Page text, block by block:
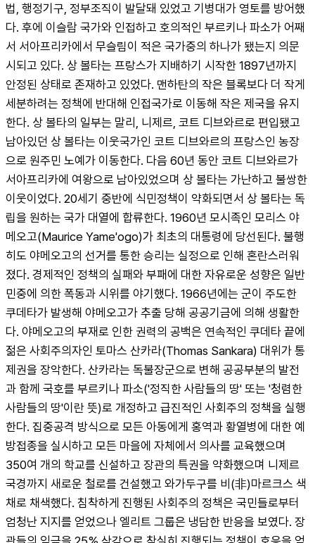
법, 행정기구, 정부조직이 발달돼 있었고 기병대가 영토를 방어했
다. 후에 이슬람 국가와 인접하고 호의적인 부르키나 파소가 어째
서 서아프리카에서 무슬림이 적은 국가중의 하나가 됐는지 의문
시되고 있다. 상 볼타는 프랑스가 지배하기 시작한 1897년까지
안정된 상태로 존재하고 있었다. 맨하탄의 작은 블록보다 더 작게
세분하려는 정책에 반대해 인접국가로 이동해 작은 제국을 유지
한다. 상 볼타의 일부는 말리, 니제르, 코트 디브와르로 편입됐고
남아있던 상 볼타는 이웃국가인 코트 디브와르의 프랑스인 농장
으로 원주민 노예가 이동한다. 다음 60년 동안 코트 디브와르가
서아프리카에 여왕으로 남아있었으며 상 볼타는 가난하고 불쌍한
이웃이었다. 20세기 중반에 식민정책이 약화되면서 상 볼타는 독
립을 원하는 국가 대열에 합류한다. 1960년 모시족인 모리스 야
메오고(Maurice Yame'ogo)가 최초의 대통령에 당선된다. 불행
히도 야메오고의 선거를 통한 승리는 실정으로 인해 혼란스러워
졌다. 경제적인 정책의 실패와 부패에 대한 자유로운 성향은 일반
민중에 의한 폭동과 시위를 야기했다. 1966년에는 군이 주도한
쿠데타가 발생해 야메오고가 추출 당해 공공기금에 의해 생활한
다. 야메오고의 부재로 인한 권력의 공백은 연속적인 쿠데타 끝에
젊은 사회주의자인 토마스 산카라(Thomas Sankara) 대위가 통
제권을 장악한다. 산카라는 독불장군으로 변해 공공부분의 발전
과 함께 국호를 부르키나 파소('정직한 사람들의 땅' 또는 '청렴한
사람들의 땅'이란 뜻)로 개정하고 급진적인 사회주의 정책을 실행
한다. 집중공격 방식으로 모든 아동에게 홍역과 황열병에 대한 예
방접종을 실시하고 모든 마을에 자체에서 의사를 교육했으며
350여 개의 학교를 신설하고 장관의 특권을 약화했으며 니제르
국경까지 새로운 철로를 건설했고 와가두구를 비(非)마르크스 색
채로 채색했다. 침착하게 진행된 사회주의 정책은 국민들로부터
엄청난 지지를 얻었으나 엘리트 그룹은 냉담한 반응을 보였다. 장